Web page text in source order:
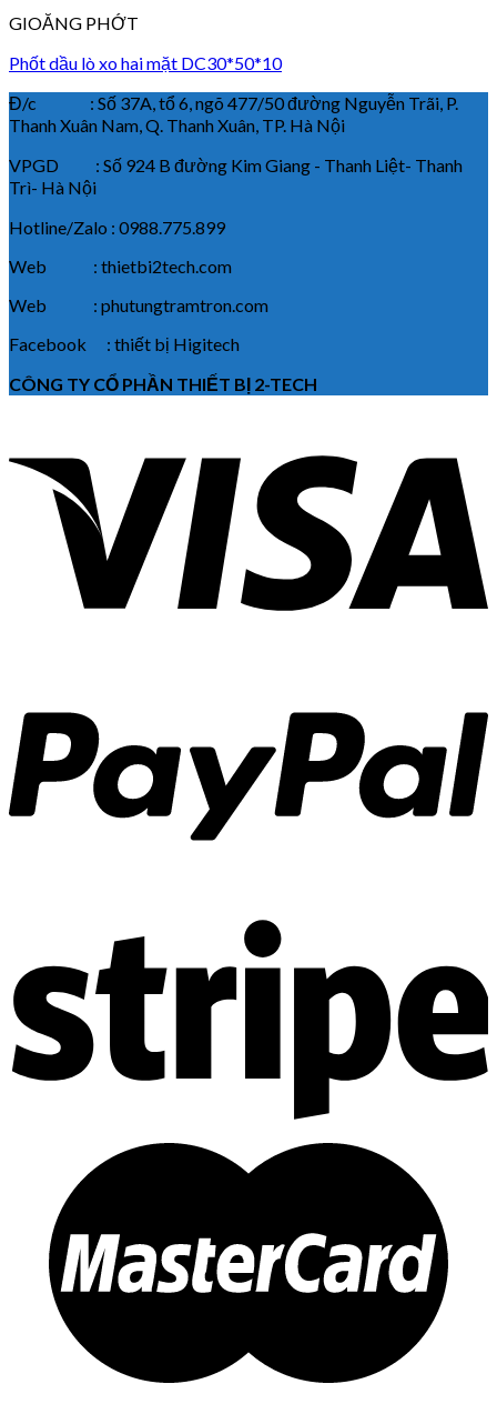
GIOĂNG PHỚT
Phốt dầu lò xo hai mặt DC30*50*10
Đ/c : Số 37A, tổ 6, ngõ 477/50 đường Nguyễn Trãi, P.
Thanh Xuân Nam, Q. Thanh Xuân, TP. Hà Nội
VPGD : Số 924 B đường Kim Giang - Thanh Liệt- Thanh
Trì- Hà Nội
Hotline/Zalo : 0988.775.899
Web : thietbi2tech.com
Web : phutungtramtron.com
Facebook : thiết bị Higitech
CÔNG TY CỔ PHẦN THIẾT BỊ 2-TECH